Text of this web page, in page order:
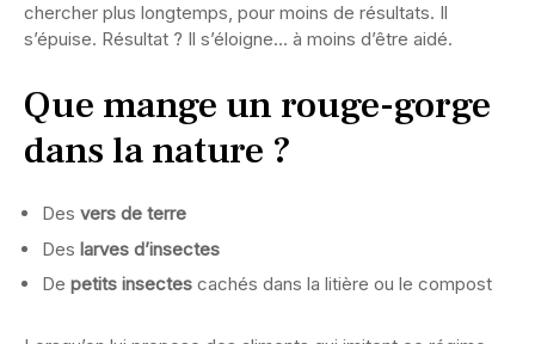
chercher plus longtemps, pour moins de résultats. Il
s’épuise. Résultat ? Il s’éloigne… à moins d’être aidé.
Que mange un rouge-gorge
dans la nature ?
Des vers de terre
Des larves d’insectes
De petits insectes cachés dans la litière ou le compost